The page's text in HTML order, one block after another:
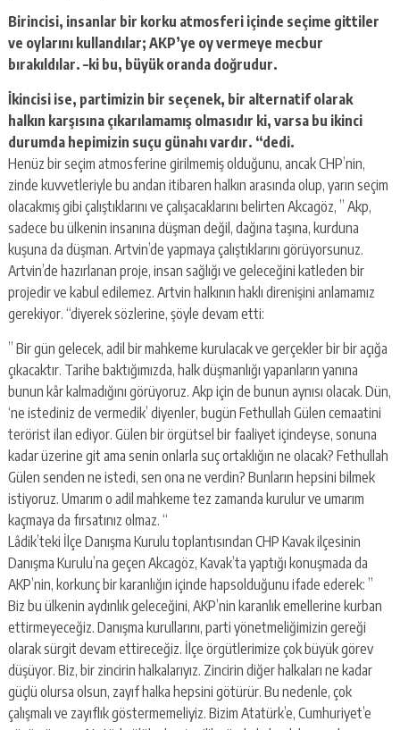
Birincisi, insanlar bir korku atmosferi içinde seçime gittiler
ve oylarını kullandılar; AKP’ye oy vermeye mecbur
bırakıldılar. –ki bu, büyük oranda doğrudur.
İkincisi ise, partimizin bir seçenek, bir alternatif olarak
halkın karşısına çıkarılamamış olmasıdır ki, varsa bu ikinci
durumda hepimizin suçu günahı vardır. “dedi.
Henüz bir seçim atmosferine girilmemiş olduğunu, ancak CHP’nin,
zinde kuvvetleriyle bu andan itibaren halkın arasında olup, yarın seçim
olacakmış gibi çalıştıklarını ve çalışacaklarını belirten Akcagöz, ” Akp,
sadece bu ülkenin insanına düşman değil, dağına taşına, kurduna
kuşuna da düşman. Artvin’de yapmaya çalıştıklarını görüyorsunuz.
Artvin’de hazırlanan proje, insan sağlığı ve geleceğini katleden bir
projedir ve kabul edilemez. Artvin halkının haklı direnişini anlamamız
gerekiyor. “diyerek sözlerine, şöyle devam etti:
” Bir gün gelecek, adil bir mahkeme kurulacak ve gerçekler bir bir açığa
çıkacaktır. Tarihe baktığımızda, halk düşmanlığı yapanların yanına
bunun kâr kalmadığını görüyoruz. Akp için de bunun aynısı olacak. Dün,
‘ne istediniz de vermedik’ diyenler, bugün Fethullah Gülen cemaatini
terörist ilan ediyor. Gülen bir örgütsel bir faaliyet içindeyse, sonuna
kadar üzerine git ama senin onlarla suç ortaklığın ne olacak? Fethullah
Gülen senden ne istedi, sen ona ne verdin? Bunların hepsini bilmek
istiyoruz. Umarım o adil mahkeme tez zamanda kurulur ve umarım
kaçmaya da fırsatınız olmaz. “
Lâdik’teki İlçe Danışma Kurulu toplantısından CHP Kavak ilçesinin
Danışma Kurulu’na geçen Akcagöz, Kavak’ta yaptığı konuşmada da
AKP’nin, korkunç bir karanlığın içinde hapsolduğunu ifade ederek: ”
Biz bu ülkenin aydınlık geleceğini, AKP’nin karanlık emellerine kurban
ettirmeyeceğiz. Danışma kurullarını, parti yönetmeliğimizin gereği
olarak sürgit devam ettireceğiz. İlçe örgütlerimize çok büyük görev
düşüyor. Biz, bir zincirin halkalarıyız. Zincirin diğer halkaları ne kadar
güçlü olursa olsun, zayıf halka hepsini götürür. Bu nedenle, çok
çalışmalı ve zayıflık göstermemeliyiz. Bizim Atatürk’e, Cumhuriyet’e